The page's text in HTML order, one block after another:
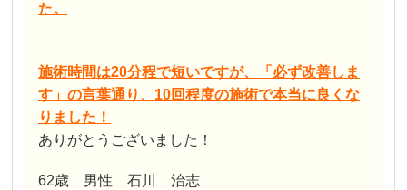
た。
施術時間は20分程で短いですが、「必ず改善しま
す」の言葉通り、10回程度の施術で本当に良くな
りました！
ありがとうございました！
62歳 男性 石川 治志